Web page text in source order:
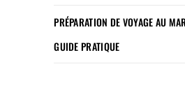
PRÉPARATION DE VOYAGE AU
GUIDE PRATIQUE